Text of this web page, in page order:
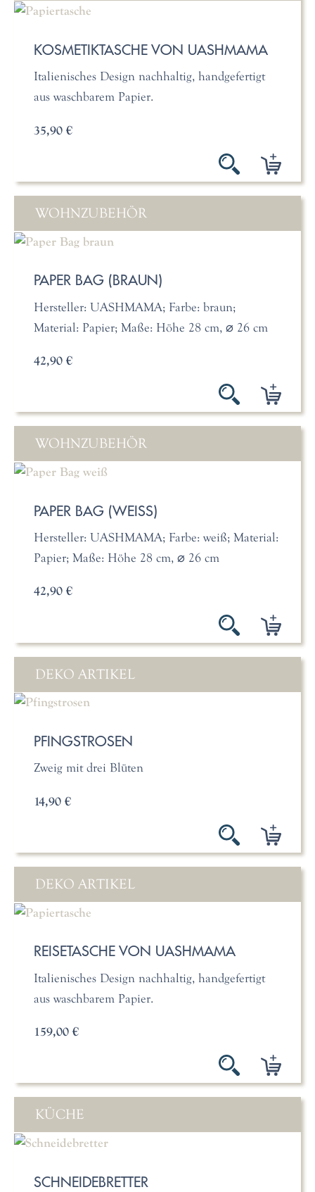
KOSMETIKTASCHE VON UASHMAMA
Italienisches Design nachhaltig, handgefertigt
aus waschbarem Papier.
35,90 €
WOHNZUBEHÖR
PAPER BAG (BRAUN)
Hersteller: UASHMAMA; Farbe: braun;
Material: Papier; Maße: Höhe 28 cm, ⌀ 26 cm
42,90 €
WOHNZUBEHÖR
PAPER BAG (WEISS)
Hersteller: UASHMAMA; Farbe: weiß; Material:
Papier; Maße: Höhe 28 cm, ⌀ 26 cm
42,90 €
DEKO ARTIKEL
PFINGSTROSEN
Zweig mit drei Blüten
14,90 €
DEKO ARTIKEL
REISETASCHE VON UASHMAMA
Italienisches Design nachhaltig, handgefertigt
aus waschbarem Papier.
159,00 €
KÜCHE
SCHNEIDEBRETTER